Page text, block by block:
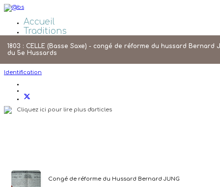
Accueil
Traditions
Liens
Identification
Cliquez ici pour lire plus d'articles
1803 : CELLE (Basse Saxe) - congé de réforme du hussard Bernard
du 5e Hussards
Congé de réforme du Hussard Bernard JUNG